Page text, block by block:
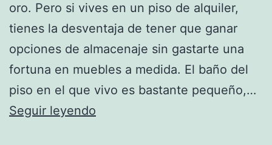
oro. Pero si vives en un piso de alquiler,
tienes la desventaja de tener que ganar
opciones de almacenaje sin gastarte una
fortuna en muebles a medida. El baño del
piso en el que vivo es bastante pequeño,…
Seguir leyendo